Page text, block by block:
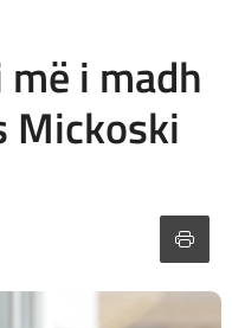
i madh
Mickoski